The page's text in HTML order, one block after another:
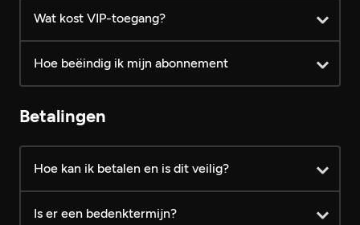
Wat kost VIP-toegang?
1 maand VIP € 24,99 /mnd
4 maanden VIP € 14,99 /mnd
Hoe beëindig ik mijn abonnement
Betalingen
Hoe kan ik betalen en is dit veilig?
Is er een bedenktermijn?